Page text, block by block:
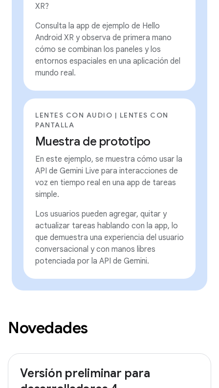
XR?
Consulta la app de ejemplo de Hello
Android XR y observa de primera mano
cómo se combinan los paneles y los
entornos espaciales en una aplicación del
mundo real.
LENTES CON AUDIO | LENTES CON
PANTALLA
Muestra de prototipo
En este ejemplo, se muestra cómo usar la
API de Gemini Live para interacciones de
voz en tiempo real en una app de tareas
simple.
Los usuarios pueden agregar, quitar y
actualizar tareas hablando con la app, lo
que demuestra una experiencia del usuario
conversacional y con manos libres
potenciada por la API de Gemini.
Novedades
Versión preliminar para